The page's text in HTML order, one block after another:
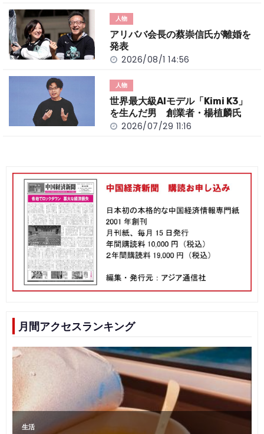
人物
アリババ会長の蔡崇信氏が離婚を
発表
2026/08/1 14:56
人物
世界最大級AIモデル「Kimi K3」
を生んだ男 創業者・楊植麟氏
2026/07/29 11:16
月間アクセスランキング